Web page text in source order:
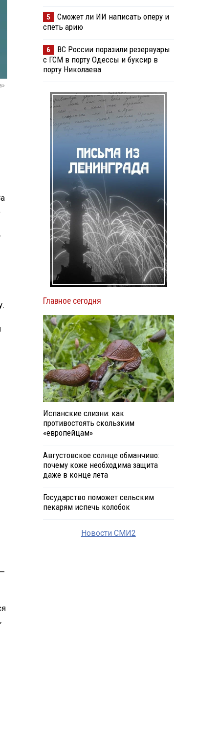
5
Сможет ли ИИ написать оперу и
спеть арию
6
ВС России поразили резервуары
с ГСМ в порту Одессы и буксир в
порту Николаева
Главное сегодня
Испанские слизни: как
противостоять скользким
«европейцам»
Августовское солнце обманчиво:
почему коже необходима защита
даже в конце лета
Государство поможет сельским
пекарям испечь колобок
Новости СМИ2